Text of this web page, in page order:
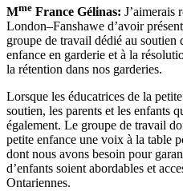
Mme France Gélinas: J’aimerais
London–Fanshawe d’avoir
groupe de travail dédié au soutien
enfance en garderie et à la
la rétention dans nos garderies.
Lorsque les éducatrices de la
soutien, les parents et les enfants
également. Le groupe de travail
petite enfance une voix à la table
dont nous avons besoin pour
d’enfants soient abordables et
Ontariennes.